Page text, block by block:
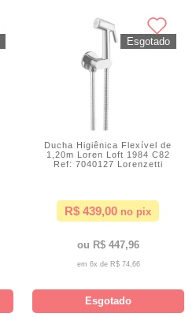
Ducha Higiênica Flexível de
1,20m Loren Loft 1984 C82
Ref: 7040127 Lorenzetti
R$ 439,00
R$ 447,96
6x de R$ 74,66
Esgotado